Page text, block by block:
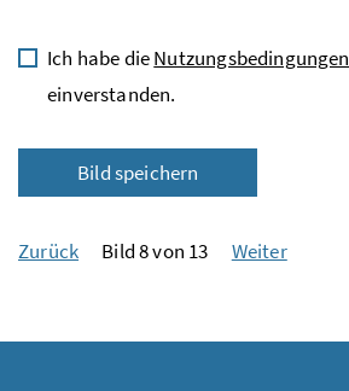
Ich habe dieNutzungsbedingungen
einverstanden.
Bild speichern
Zurück Bild 8 von 13 Weiter